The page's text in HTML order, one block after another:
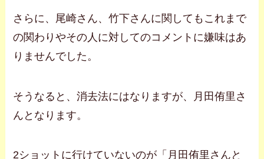
さらに、尾崎さん、竹下さんに関してもこれまで
の関わりやその人に対してのコメントに嫌味はあ
りませんでした。
そうなると、消去法にはなりますが、月田侑里さ
んとなります。
2ショットに行けていないのが「月田侑里さんと